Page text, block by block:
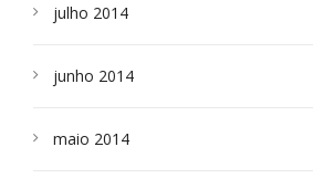
julho 2014
junho 2014
maio 2014